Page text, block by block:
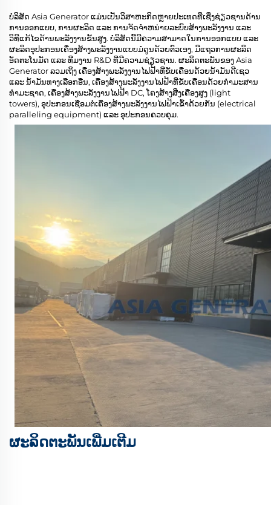
ບໍລິສັດ Asia Generator ແມ່ນເປັນວິສາຫະກິດຫຼາຍປະເທດທີ່ເຊີ່ງຊ່ຽວຊານດ້ານ
ການອອກແບບ, ການຜະລິດ ແລະ ການຈັດຈຳຫນ່າຍລະບົບສ້າງພະລັງງານ ແລະ
ວິທີແກ້ໄຂດ້ານພະລັງງານຂັ້ນສູງ. ບໍລິສັດນີ້ມີຄວາມສາມາດໃນການອອກແບບ ແລະ
ຜະລິດອຸປະກອນເຄື່ອງສ້າງພະລັງງານແບບມໍດູນດ້ວຍຕົວເອງ, ມີແຖວການຜະລິດ
ອັດຕະໂນມັດ ແລະ ທີມງານ R&D ທີ່ມີຄວາມຊ່ຽວຊານ. ຜະລິດຕະພັນຂອງ Asia
Generator ລວມເຖິງ ເຄື່ອງສ້າງພະລັງງານໄຟຟ້າທີ່ຂັບເຄື່ອນດ້ວຍນ້ຳມັນດີເຊວ
ແລະ ນ້ຳມັນທາງເລືອກອື່ນ, ເຄື່ອງສ້າງພະລັງງານໄຟຟ້າທີ່ຂັບເຄື່ອນດ້ວຍກຳມະສານ
ທຳມະຊາດ, ເຄື່ອງສ້າງພະລັງງານໄຟຟ້າ DC, ໂຄງສ້າງສີ່ງເຄື່ອງສູງ (light
towers), ອຸປະກອນເຊື່ອມຕໍ່ເຄື່ອງສ້າງພະລັງງານໄຟຟ້າເຂົ້າດ້ວຍກັນ (electrical
paralleling equipment) ແລະ ອຸປະກອນຄວບຄຸມ.
ຜະລິດຕະພັນເພີ່ມເຕີມ